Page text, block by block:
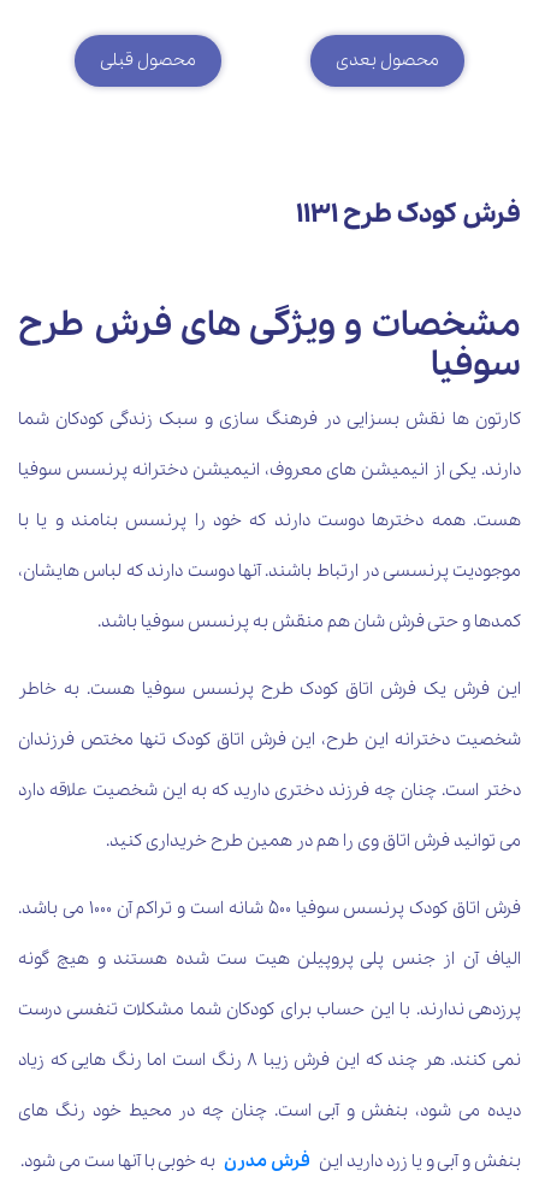
محصول بعدی محصول قبلی
فرش کودک طرح 1131
مشخصات و ویژگی های فرش طرح
سوفیا
کارتون ها نقش بسزایی در فرهنگ سازی و سبک زندگی کودکان شما
دارند. یکی از انیمیشن های معروف، انیمیشن دخترانه پرنسس سوفیا
هست. همه دخترها دوست دارند که خود را پرنسس بنامند و یا با
موجودیت پرنسسی در ارتباط باشند. آنها دوست دارند که لباس هایشان،
کمدها و حتی فرش شان هم منقش به پرنسس سوفیا باشد.
این فرش یک فرش اتاق کودک طرح پرنسس سوفیا هست. به خاطر
شخصیت دخترانه این طرح، این فرش اتاق کودک تنها مختص فرزندان
دختر است. چنان چه فرزند دختری دارید که به این شخصیت علاقه دارد
می توانید فرش اتاق وی را هم در همین طرح خریداری کنید.
فرش اتاق کودک پرنسس سوفیا 500 شانه است و تراکم آن 1000 می باشد.
الیاف آن از جنس پلی پروپیلن هیت ست شده هستند و هیچ گونه
پرزدهی ندارند. با این حساب برای کودکان شما مشکلات تنفسی درست
نمی کنند. هر چند که این فرش زیبا 8 رنگ است اما رنگ هایی که زیاد
دیده می شود، بنفش و آبی است. چنان چه در محیط خود رنگ های
بنفش و آبی و یا زرد دارید این فرش مدرنبه خوبی با آنها ست می شود.